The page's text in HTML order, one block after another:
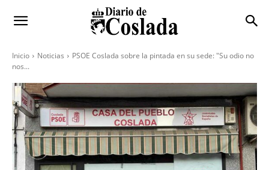
Inicio Noticias
PSOE Coslada sobre la pintada en su sede: "Su odio no
nos...